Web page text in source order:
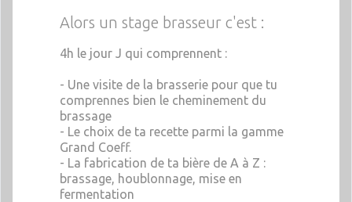
Alors un stage brasseur c'est :
4h le jour J qui comprennent :
- Une visite de la brasserie pour que tu
comprennes bien le cheminement du
brassage
- Le choix de ta recette parmi la gamme
Grand Coeff.
- La fabrication de ta bière de A à Z :
brassage, houblonnage, mise en
fermentation